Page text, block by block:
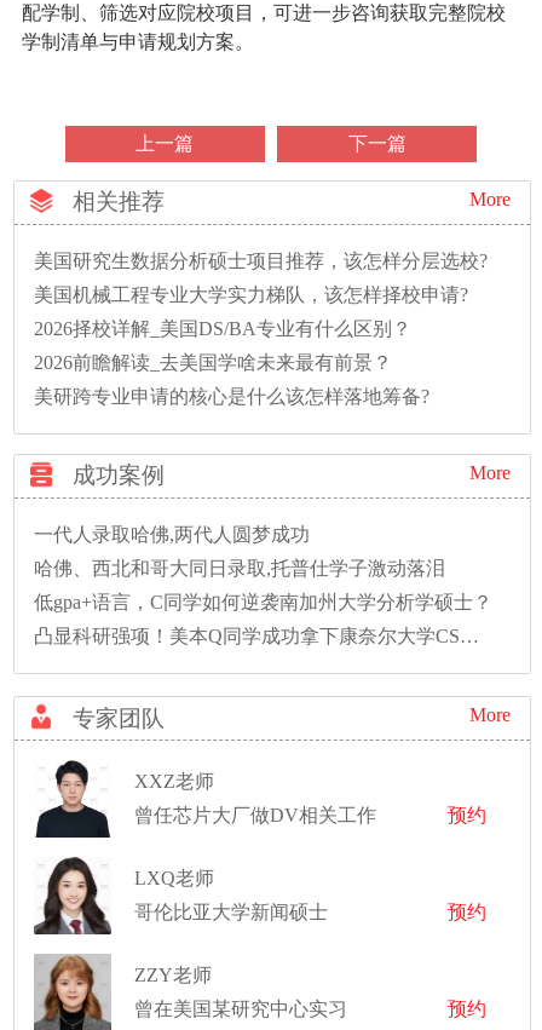
配学制、筛选对应院校项目，可进一步咨询获取完整院校
学制清单与申请规划方案。
上一篇 下一篇
相关推荐 More
美国研究生数据分析硕士项目推荐，该怎样分层选校?
美国机械工程专业大学实力梯队，该怎样择校申请?
2026择校详解_美国DS/BA专业有什么区别？
2026前瞻解读_去美国学啥未来最有前景？
美研跨专业申请的核心是什么该怎样落地筹备?
成功案例 More
一代人录取哈佛,两代人圆梦成功
哈佛、西北和哥大同日录取,托普仕学子激动落泪
低gpa+语言，C同学如何逆袭南加州大学分析学硕士？
凸显科研强项！美本Q同学成功拿下康奈尔大学CS硕士录取！
专家团队 More
XXZ老师
曾任芯片大厂做DV相关工作
预约
LXQ老师
哥伦比亚大学新闻硕士
预约
ZZY老师
曾在美国某研究中心实习
预约